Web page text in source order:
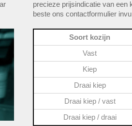
precieze prijsindicatie van een
beste ons contactformulier
Soort kozijn
Vast
Kiep
Draai kiep
Draai kiep / vast
Draai kiep / draai